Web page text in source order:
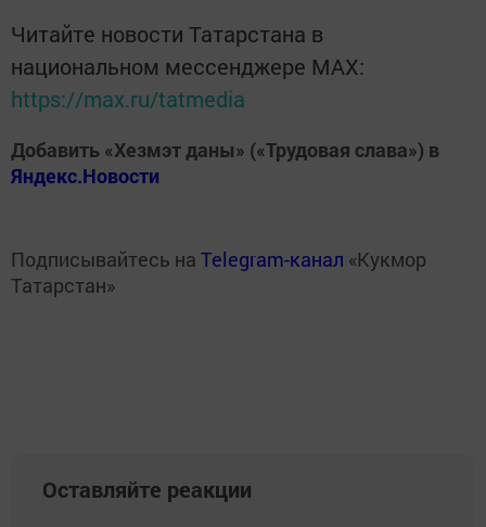
Читайте новости Татарстана в
национальном мессенджере MАХ:
https://max.ru/tatmedia
Добавить «Хезмэт даны» («Трудовая слава») в
Яндекс.Новости
Подписывайтесь на Telegram-канал «Кукмор
Татарстан»
Оставляйте реакции